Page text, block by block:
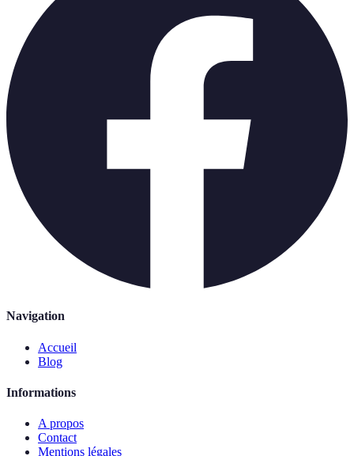
Navigation
Accueil
Blog
Informations
A propos
Contact
Mentions légales